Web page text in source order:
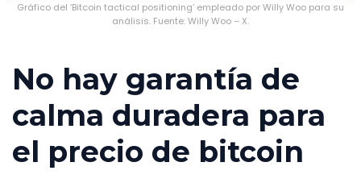
Gráfico del ‘Bitcoin tactical positioning’ empleado por Willy Woo para su
análisis. Fuente: Willy Woo – X.
No hay garantía de
calma duradera para
el precio de bitcoin